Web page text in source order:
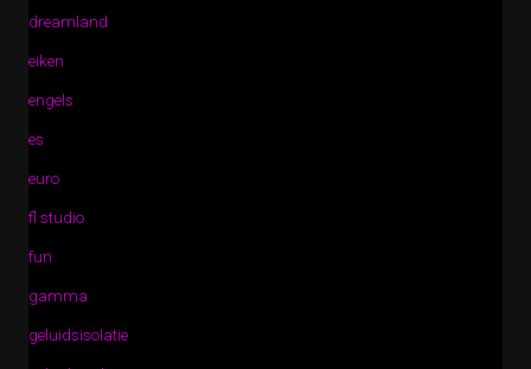
dreamland
eiken
engels
es
euro
fl studio
fun
gamma
geluidsisolatie